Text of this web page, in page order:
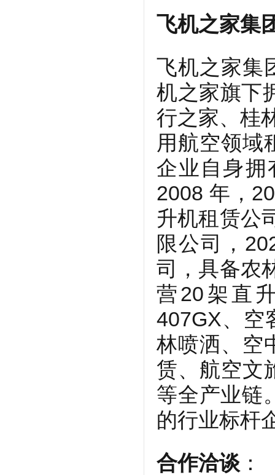
飞机之家集
飞机之家集
机之家旗下
行之家、桂
用航空领域
企业自身拥
2008 年，
升机租赁公
限公司，
司，具备农
营20架直
407GX、空
林喷洒、空
赁、航空文
等全产业链
的行业标杆
合作洽谈 ：